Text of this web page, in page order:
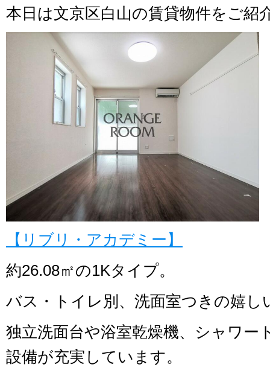
本日は文京区白山の賃貸物件をご紹
【リブリ・アカデミー】
約26.08㎡の1Kタイプ。
バス・トイレ別、洗面室つきの嬉し
独立洗面台や浴室乾燥機、シャワー
設備が充実しています。